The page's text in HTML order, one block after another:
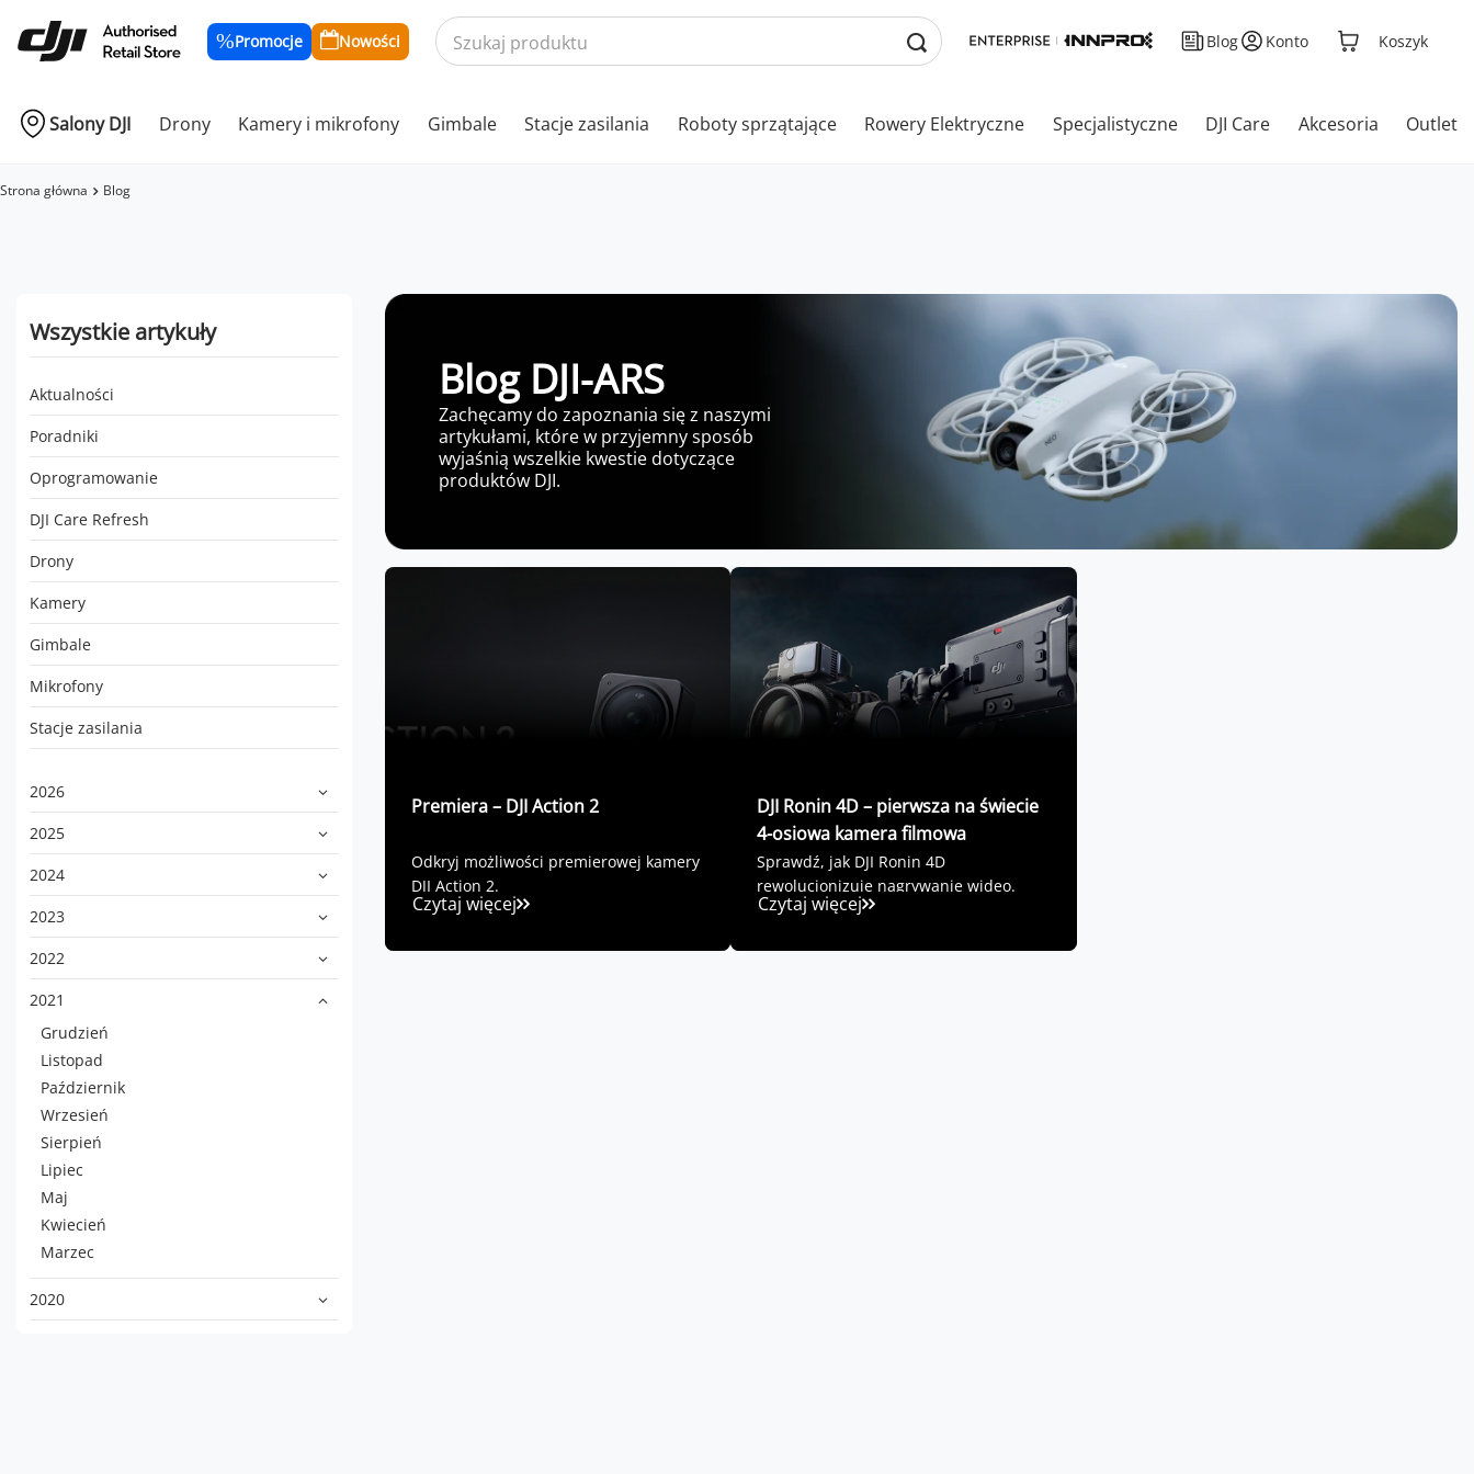
Promocje Nowości Blog Konto Koszyk
Salony DJI Drony Kamery i mikrofony Gimbale Stacje zasilania Roboty sprzątające Rowery Elektryczne Specjalistyczne DJI Care Akcesoria Outlet
Strona główna Blog
Wszystkie artykuły
Aktualności
Poradniki
Oprogramowanie
DJI Care Refresh
Drony
Kamery
Gimbale
Mikrofony
Stacje zasilania
2026
2025
2024
2023
2022
2021
Grudzień
Listopad
Październik
Wrzesień
Sierpień
Lipiec
Maj
Kwiecień
Marzec
2020
Blog DJI-ARS
Zachęcamy do zapoznania się z naszymi
artykułami, które w przyjemny sposób
wyjaśnią wszelkie kwestie dotyczące
produktów DJI.
Premiera – DJI Action 2
Odkryj możliwości premierowej kamery
DJI Action 2.
Czytaj więcej
DJI Ronin 4D – pierwsza na świecie
4-osiowa kamera filmowa
Sprawdź, jak DJI Ronin 4D
rewolucjonizuje nagrywanie wideo.
Czytaj więcej